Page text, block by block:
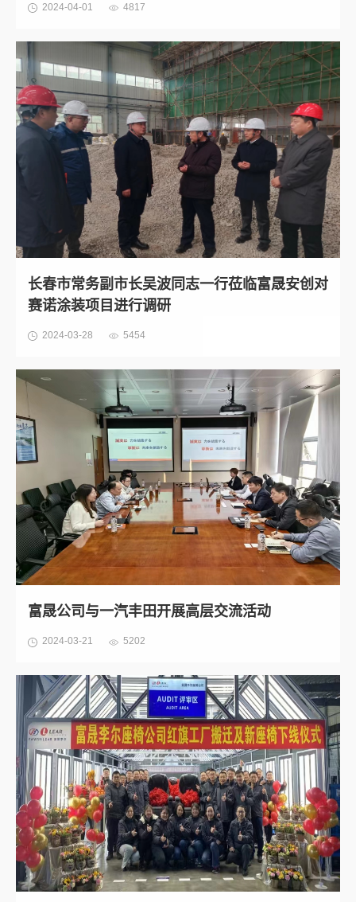
2024-04-01 4817
长春市常务副市长吴波同志一行莅临富晟安创对
赛诺涂装项目进行调研
2024-03-28 5454
富晟公司与一汽丰田开展高层交流活动
2024-03-21 5202